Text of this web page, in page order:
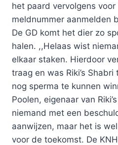
het paard vervolgens
meldnummer aanmelden
De GD komt het dier zo
halen. ,,Helaas wist
elkaar staken. Hierdoor
traag en was Riki’s
nog sperma te kunnen
Poolen, eigenaar van
niemand met een
aanwijzen, maar het is
voor de toekomst. De